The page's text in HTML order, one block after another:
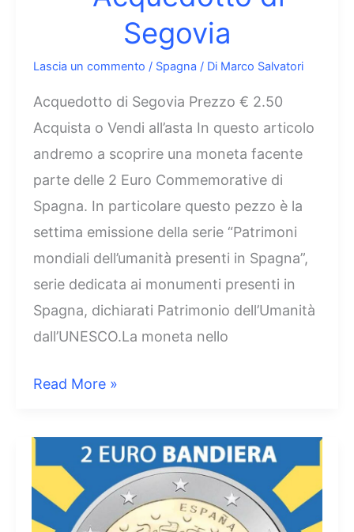
Segovia
Lascia un commento / Spagna / Di Marco Salvatori
Acquedotto di Segovia Prezzo € 2.50
Acquista o Vendi all’asta In questo articolo
andremo a scoprire una moneta facente
parte delle 2 Euro Commemorative di
Spagna. In particolare questo pezzo è la
settima emissione della serie “Patrimoni
mondiali dell’umanità presenti in Spagna”,
serie dedicata ai monumenti presenti in
Spagna, dichiarati Patrimonio dell’Umanità
dall’UNESCO.La moneta nello
2
Spagna
2016
–
Acquedotto
Read More »